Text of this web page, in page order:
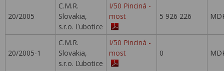
20/2005
C.M.R.
Slovakia,
s.r.o. Ľubotice
I/50 Pinciná -
most
5 926 226
20/2005-1
C.M.R.
Slovakia,
s.r.o. Ľubotice
I/50 Pinciná -
most
0